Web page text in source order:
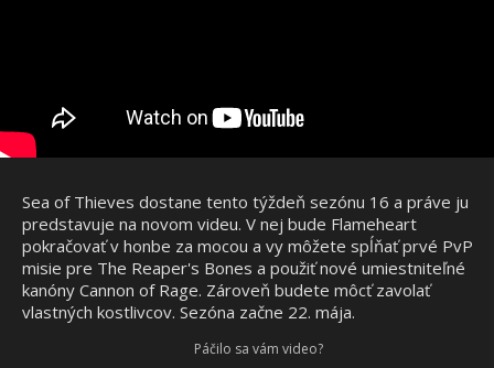
Sea of Thieves dostane tento týždeň sezónu 16 a práve ju
predstavuje na novom videu. V nej bude Flameheart
pokračovať v honbe za mocou a vy môžete spĺňať prvé PvP
misie pre The Reaper's Bones a použiť nové umiestniteľné
kanóny Cannon of Rage. Zároveň budete môcť zavolať
vlastných kostlivcov. Sezóna začne 22. mája.
Páčilo sa vám video?